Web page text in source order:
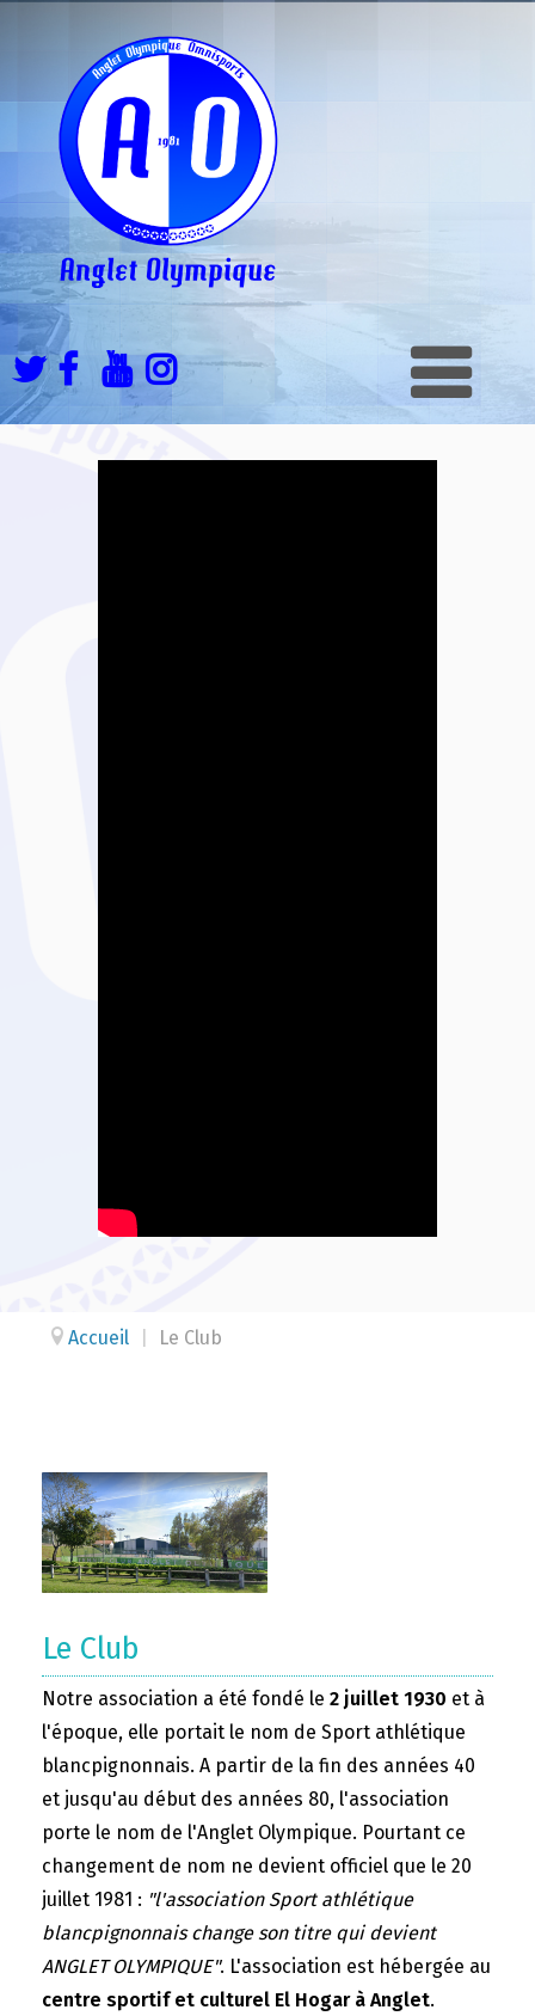
Accueil Le Club
Le Club
Notre association a été fondé le 2 juillet 1930 et à
l'époque, elle portait le nom de Sport athlétique
blancpignonnais. A partir de la fin des années 40
et jusqu'au début des années 80, l'association
porte le nom de l'Anglet Olympique. Pourtant ce
changement de nom ne devient officiel que le 20
juillet 1981 : "l'association Sport athlétique
blancpignonnais change son titre qui devient
ANGLET OLYMPIQUE". L'association est hébergée au
centre sportif et culturel El Hogar à Anglet.